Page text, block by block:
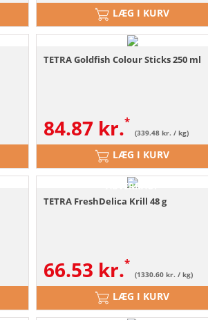
LÆG I KURV
TETRA Goldfish Colour Sticks 250 ml
84.87 kr. (339.48 kr. / kg)
LÆG I KURV
TETRA FreshDelica Krill 48 g
66.53 kr. (1330.60 kr. / kg)
ABVERKAUF
LÆG I KURV